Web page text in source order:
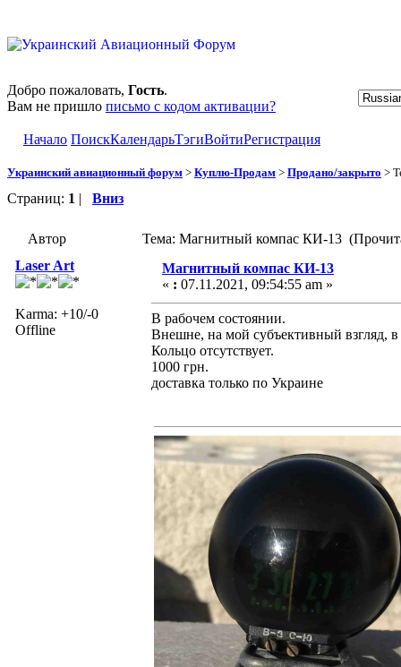
Добро пожаловать, Гость.
Вам не пришло письмо с кодом активации?
Начало ПоискКалендарьТэгиВойтиРегистрация
Украинский авиационный форум > Куплю-Продам > Продано/закрыто >
Страниц: 1 | Вниз
Автор
Тема: Магнитный компас КИ-13
Laser Art
Karma: +10/-0
Offline
Магнитный компас КИ-13
« : 07.11.2021, 09:54:55 am »
В рабочем состоянии.
Внешне, на мой субъективный взгляд,
Кольцо отсутствует.
1000 грн.
доставка только по Украине